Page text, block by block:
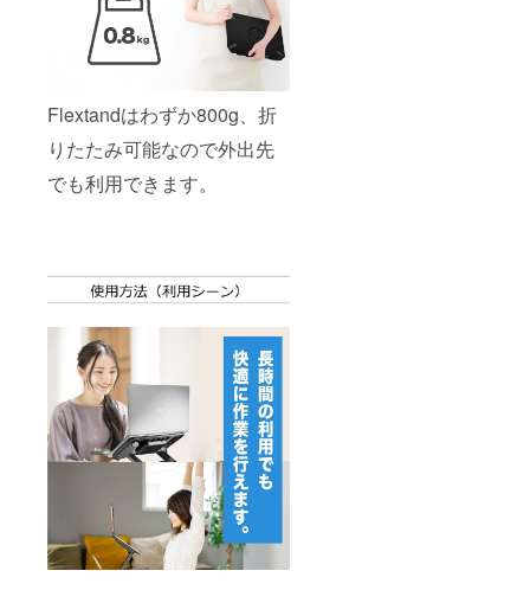
Flextandはわずか800g、折
りたたみ可能なので外出先
でも利用できます。